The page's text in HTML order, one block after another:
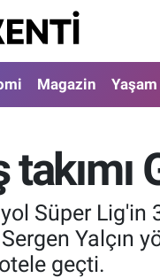
Magazin Yaşam
Süper Lig'in
Yalçın
geçti.